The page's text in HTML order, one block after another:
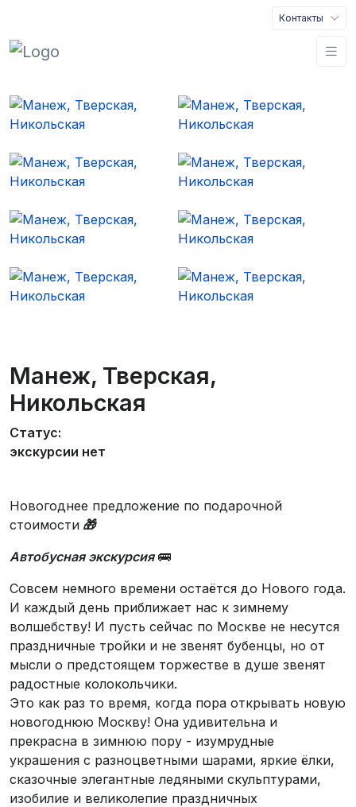
Контакты
Манеж, Тверская,
Никольская
Статус:
экскурсии нет
Новогоднее предложение по подарочной
стоимости 🎁
Автобусная экскурсия🚌
Совсем немного времени остаётся до Нового года.
И каждый день приближает нас к зимнему
волшебству! И пусть сейчас по Москве не несутся
праздничные тройки и не звенят бубенцы, но от
мысли о предстоящем торжестве в душе звенят
радостные колокольчики.
Это как раз то время, когда пора открывать новую
новогоднюю Москву! Она удивительна и
прекрасна в зимнюю пору - изумрудные
украшения с разноцветными шарами, яркие ёлки,
сказочные элегантные ледяными скульптурами,
изобилие и великолепие праздничных